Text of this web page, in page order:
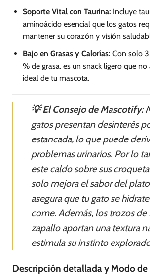
Soporte Vital con Taurina: Incluye
aminoácido esencial que los gatos
mantener su corazón y visión
Bajo en Grasas y Calorías: Con solo
% de grasa, es un snack ligero que
ideal de tu mascota.
💡 El Consejo de Mascotify:
gatos presentan desinterés
estancada, lo que puede
problemas urinarios. Por lo
este caldo sobre sus
solo mejora el sabor del
asegura que tu gato se
come. Además, los trozos de
zapallo aportan una textura
estimula su instinto
Descripción detallada y Modo de